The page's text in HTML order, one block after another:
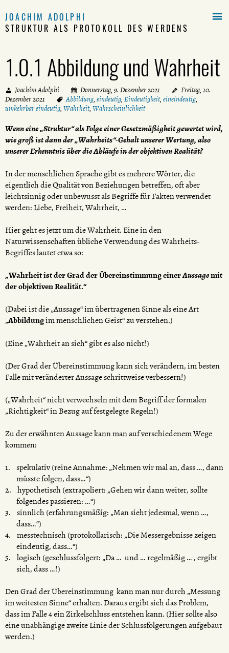
JOACHIM ADOLPHI
STRUKTUR ALS PROTOKOLL DES WERDENS
1.0.1 Abbildung und Wahrheit
Joachim Adolphi Donnerstag, 9. Dezember 2021
Freitag, 10.
Dezember 2021
Abbildung, eindeutig, Eindeutigkeit, eineindeutig,
umkehrbar eindeutig, Wahrheit, Wahrscheinlichkeit
Wenn eine „Struktur“ als Folge einer Gesetzmäßigkeit gewertet wird,
wie groß ist dann der „Wahrheits“-Gehalt unserer Wertung, also
unserer Erkenntnis über die Abläufe in der objektiven Realität?
In der menschlichen Sprache gibt es mehrere Wörter, die
eigentlich die Qualität von Beziehungen betreffen, oft aber
leichtsinnig oder unbewusst als Begriffe für Fakten verwendet
werden: Liebe, Freiheit, Wahrheit, …
Hier geht es jetzt um die Wahrheit. Eine in den
Naturwissenschaften übliche Verwendung des Wahrheits-
Begriffes lautet etwa so:
„Wahrheit ist der Grad der Übereinstimmung einerAussagemit
der objektiven Realität.“
(Dabei ist die „Aussage“ im übertragenen Sinne als eine Art
„Abbildungim menschlichen Geist“ zu verstehen.)
(Eine „Wahrheit an sich“ gibt es also nicht!)
(Der Grad der Übereinstimmung kann sich verändern, im besten
Falle mit veränderter Aussage schrittweise verbessern!)
(„Wahrheit“ nicht verwechseln mit dem Begriff der formalen
„Richtigkeit“ in Bezug auf festgelegte Regeln!)
Zu der erwähnten Aussage kann man auf verschiedenem Wege
kommen:
spekulativ (reine Annahme: „Nehmen wir mal an, dass …, dann
müsste folgen, dass…“)
hypothetisch (extrapoliert: „Gehen wir dann weiter, sollte
folgendes passieren: …“)
sinnlich (erfahrungsmäßig: „Man sieht jedesmal, wenn …,
dass…“)
messtechnisch (protokollarisch: „Die Messergebnisse zeigen
eindeutig, dass…“)
logisch (geschlussfolgert: „Da … und … regelmäßig … , ergibt
sich, dass …!)
Den Grad der Übereinstimmung kann man nur durch „Messung
im weitesten Sinne“ erhalten. Daraus ergibt sich das Problem,
dass im Falle 4 ein Zirkelschluss entstehen kann. (Hier sollte also
eine unabhängige zweite Linie der Schlussfolgerungen aufgebaut
werden.)
